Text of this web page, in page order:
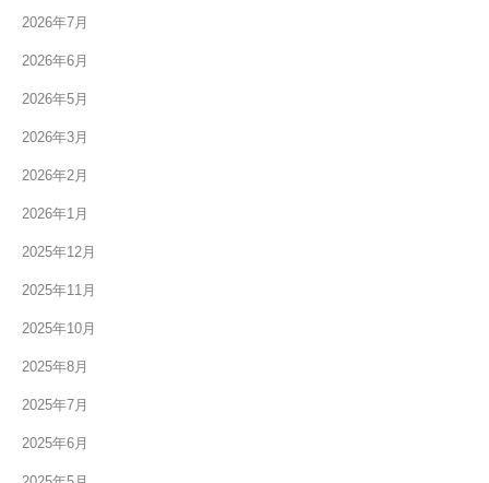
2026年7月
2026年6月
2026年5月
2026年3月
2026年2月
2026年1月
2025年12月
2025年11月
2025年10月
2025年8月
2025年7月
2025年6月